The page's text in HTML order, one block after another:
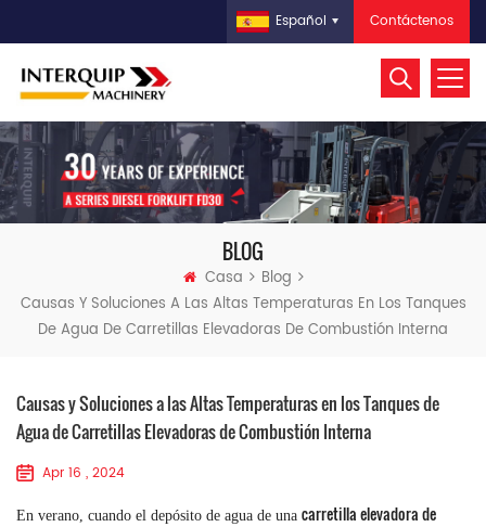
Contáctenos
Español
BLOG
Casa
Blog
Causas Y Soluciones A Las Altas Temperaturas En Los Tanques
De Agua De Carretillas Elevadoras De Combustión Interna
Causas y Soluciones a las Altas Temperaturas en los Tanques de
Agua de Carretillas Elevadoras de Combustión Interna
Apr 16 , 2024
En verano, cuando el depósito de agua de una carretilla elevadora de